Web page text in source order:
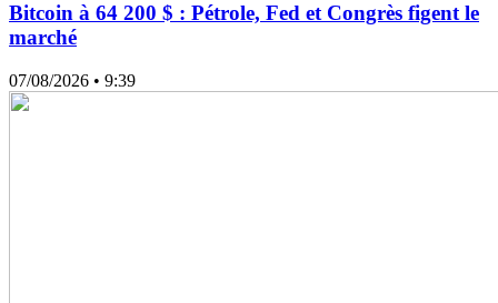
Bitcoin à 64 200 $ : Pétrole, Fed et Congrès figent le
marché
07/08/2026 • 9:39